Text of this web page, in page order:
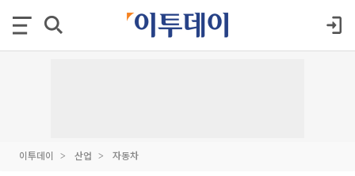
이투데이 산업 자동차